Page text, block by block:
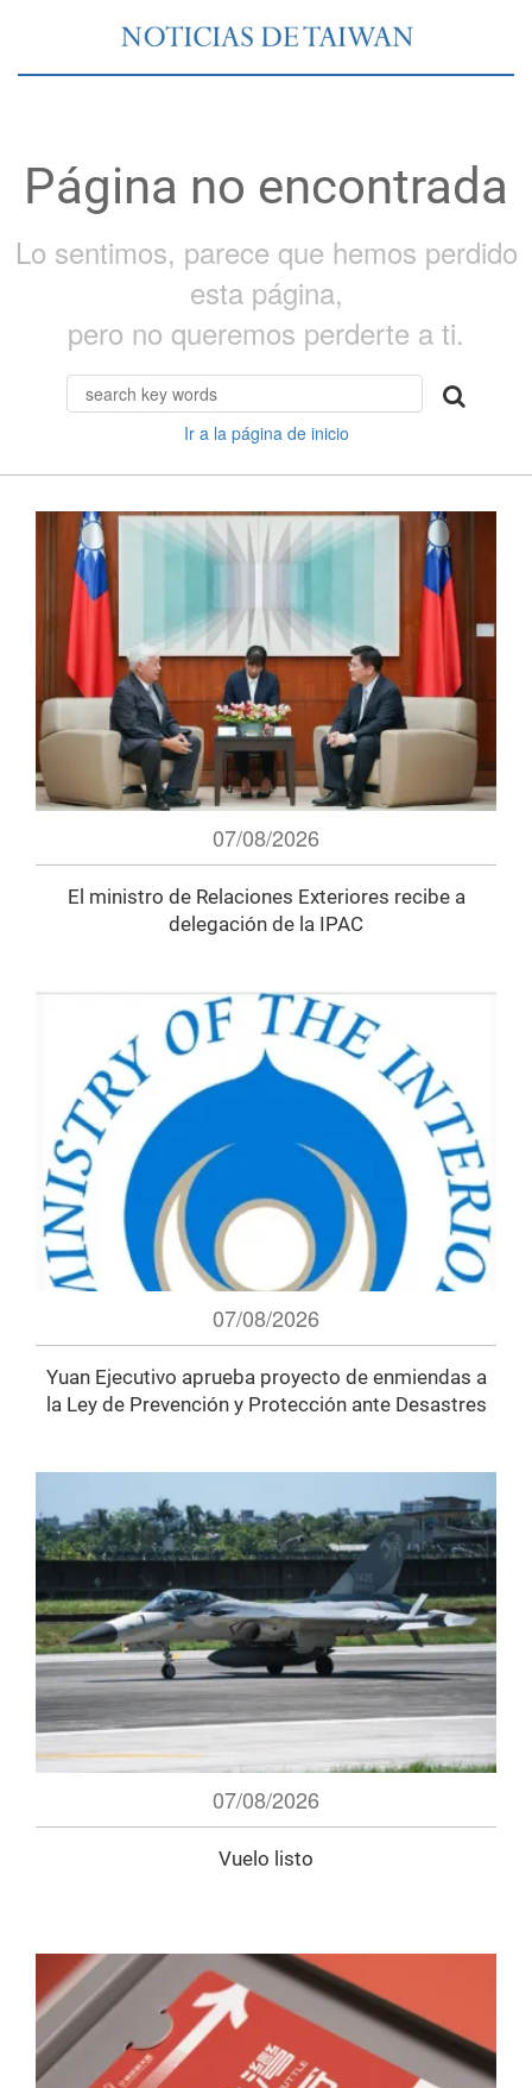
Página no encontrada
Lo sentimos, parece que hemos perdido
esta página,
pero no queremos perderte a ti.
Ir a la página de inicio
07/08/2026
El ministro de Relaciones Exteriores recibe a
delegación de la IPAC
07/08/2026
Yuan Ejecutivo aprueba proyecto de enmiendas a
la Ley de Prevención y Protección ante Desastres
07/08/2026
Vuelo listo